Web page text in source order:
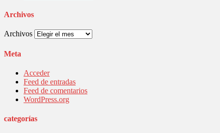
Archivos
Archivos
Meta
Acceder
Feed de entradas
Feed de comentarios
WordPress.org
categorías